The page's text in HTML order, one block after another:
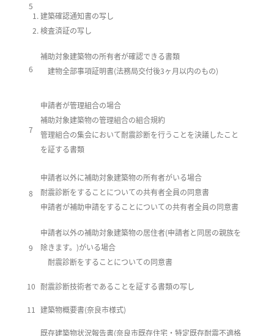
5
建築確認通知書の写し
検査済証の写し
6
補助対象建築物の所有者が確認できる書類
建物全部事項証明書(法務局交付後3ヶ月以内のもの)
7
申請者が管理組合の場合
補助対象建築物の管理組合の組合規約
管理組合の集会において耐震診断を行うことを決議したこと
を証する書類
8
申請者以外に補助対象建築物の所有者がいる場合
耐震診断をすることについての共有者全員の同意書
申請者が補助申請をすることについての共有者全員の同意書
9
申請者以外の補助対象建築物の居住者(申請者と同居の親族を
除きます。)がいる場合
耐震診断をすることについての同意書
10 耐震診断技術者であることを証する書類の写し
11 建築物概要書(奈良市様式)
既存建築物状況報告書(奈良市既存住宅・特定既存耐震不適格